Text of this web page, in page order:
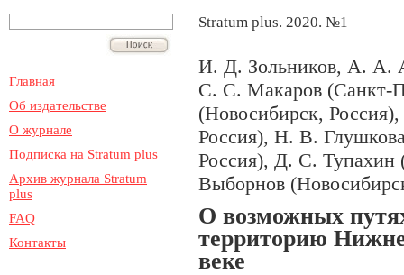
Главная
Об издательстве
О журнале
Подписка на Stratum plus
Архив журнала Stratum
plus
FAQ
Контакты
Stratum plus. 2020. №1
И. Д. Зольников, А. А.
С. С. Макаров (Санкт-
(Новосибирск,
Россия), Н. В.
Россия), Д. С. Тупахин
Выборнов
О возможных
территорию
веке